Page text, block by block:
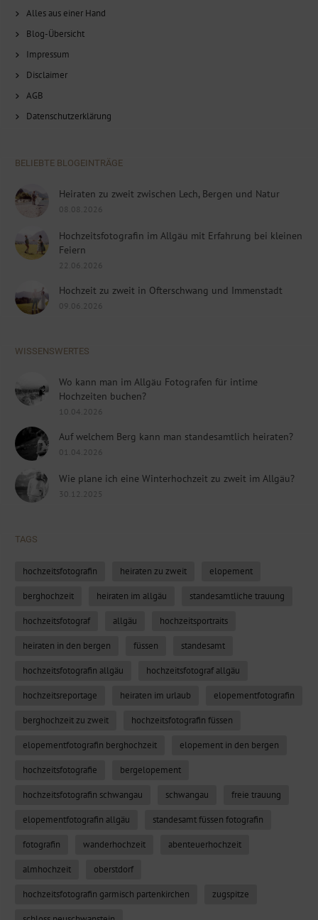
Alles aus einer Hand
Blog-Übersicht
Impressum
Disclaimer
AGB
Datenschutzerklärung
BELIEBTE BLOGEINTRÄGE
Heiraten zu zweit zwischen Lech, Bergen und Natur
08.08.2026
Hochzeitsfotografin im Allgäu mit Erfahrung bei kleinen
Feiern
22.06.2026
Hochzeit zu zweit in Ofterschwang und Immenstadt
09.06.2026
WISSENSWERTES
Wo kann man im Allgäu Fotografen für intime
Hochzeiten buchen?
10.04.2026
Auf welchem Berg kann man standesamtlich heiraten?
01.04.2026
Wie plane ich eine Winterhochzeit zu zweit im Allgäu?
30.12.2025
TAGS
hochzeitsfotografin heiraten zu zweit elopement
berghochzeit heiraten im allgäu standesamtliche trauung
hochzeitsfotograf allgäu hochzeitsportraits
heiraten in den bergen füssen standesamt
hochzeitsfotografin allgäu hochzeitsfotograf allgäu
hochzeitsreportage heiraten im urlaub elopementfotografin
berghochzeit zu zweit hochzeitsfotografin füssen
elopementfotografin berghochzeit elopement in den bergen
hochzeitsfotografie bergelopement
hochzeitsfotografin schwangau schwangau freie trauung
elopementfotografin allgäu standesamt füssen fotografin
fotografin wanderhochzeit abenteuerhochzeit
almhochzeit oberstdorf
hochzeitsfotografin garmisch partenkirchen zugspitze